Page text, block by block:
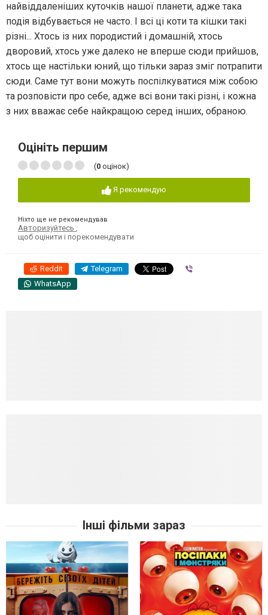
найвіддаленіших куточків нашої планети, адже така
подія відбувається не часто. І всі ці коти та кішки такі
різні... Хтось із них породистий і домашній, хтось
дворовий, хтось уже далеко не вперше сюди прийшов,
хтось ще настільки юний, що тільки зараз зміг потрапити
сюди. Саме тут вони можуть поспілкуватися між собою
та розповісти про себе, адже всі вони такі різні, і кожна
з них вважає себе найкращою серед інших, обраною.
Оцініть першим
(0 оцінок)
Я рекомендую
Ніхто ще не рекомендував
Авторизуйтесь
щоб оцінити і порекомендувати
Reddit Telegram
WhatsApp
Інші фільми зараз